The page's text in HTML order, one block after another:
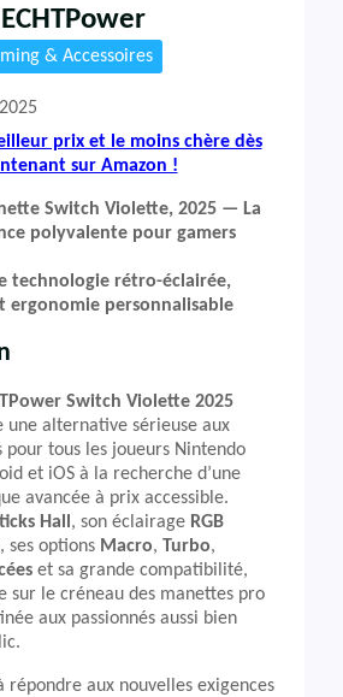
ECHTPower
& Accessoires
prix et le moins chère dès
sur Amazon !
Switch Violette, 2025 — La
polyvalente pour gamers
technologie rétro-éclairée,
ergonomie personnalisable
Switch Violette 2025
une alternative sérieuse aux
pour tous les joueurs Nintendo
et iOS à la recherche d’une
avancée à prix accessible.
Hall , son éclairage RGB
, ses options Macro, Turbo,
et sa grande compatibilité,
sur le créneau des manettes pro
aux passionnés aussi bien
répondre aux nouvelles exigences